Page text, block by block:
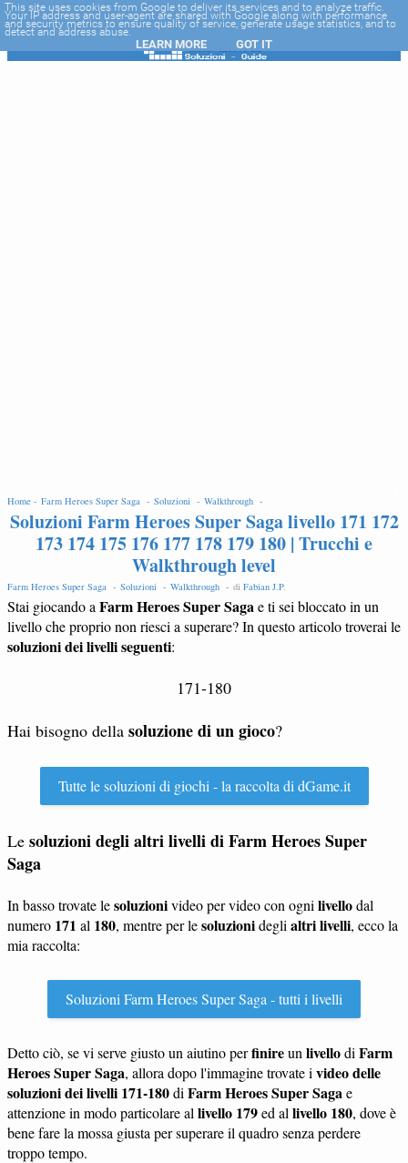
-->
Home - Farm Heroes Super Saga - Soluzioni - Walkthrough -
Soluzioni Farm Heroes Super Saga livello 171 172
173 174 175 176 177 178 179 180 | Trucchi e
Walkthrough level
Farm Heroes Super Saga - Soluzioni - Walkthrough - di Fabian J.P.
Stai giocando a Farm Heroes Super Sagae ti sei bloccato in un
livello che proprio non riesci a superare? In questo articolo troverai le
soluzioni dei livelli seguenti:
171-180
Hai bisogno della soluzione di un gioco?
Tutte le soluzioni di giochi - la raccolta di dGame.it
Le soluzioni degli altri livelli di Farm Heroes Super
Saga
In basso trovate lesoluzionivideo per video con ogni livellodal
numero 171 al 180, mentre per lesoluzionidegli altri livelli, ecco la
mia raccolta:
Soluzioni Farm Heroes Super Saga - tutti i livelli
Detto ciò, se vi serve giusto un aiutino perfinireun livellodi Farm
Heroes Super Saga, allora dopo l'immagine trovate i video delle
soluzioni dei livelli 171-180di Farm Heroes Super Sagae
attenzione in modo particolare al livello 179ed al livello 180, dove è
bene fare la mossa giusta per superare il quadro senza perdere
troppo tempo.
This site uses cookies from Google to deliver its services and to analyze traffic.
Your IP address and user-agent are shared with Google along with performance
and security metrics to ensure quality of service, generate usage statistics, and to
detect and address abuse.
LEARN MORE GOT IT